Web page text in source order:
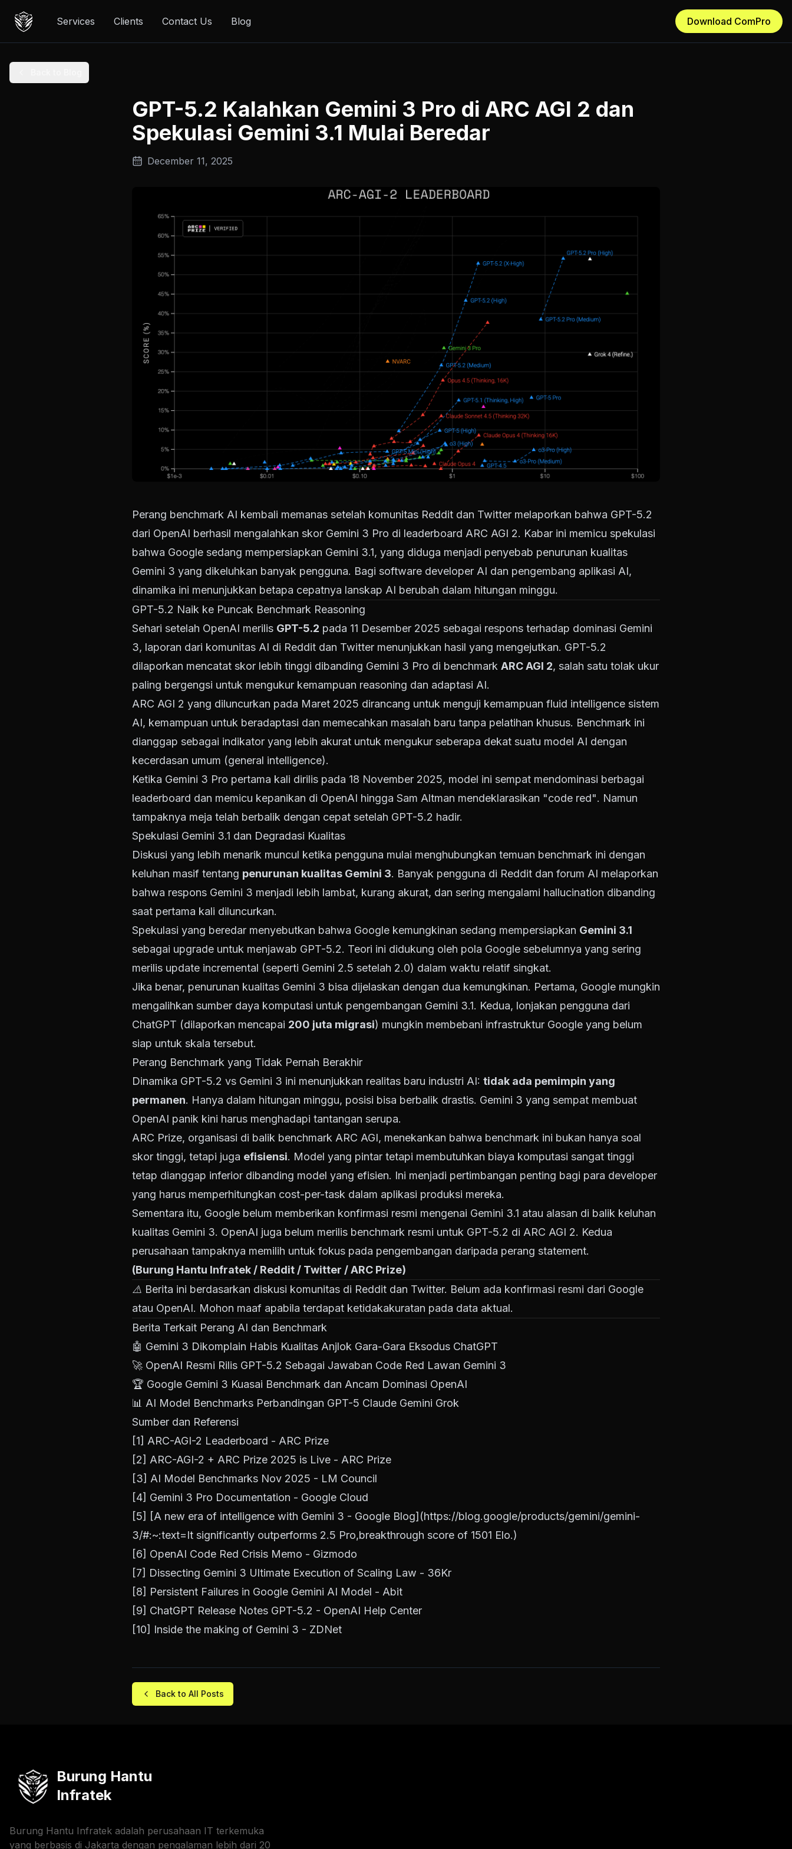
Services Clients Contact Us Blog Download ComPro
GPT-5.2 Kalahkan Gemini 3 Pro di ARC AGI 2 dan
Spekulasi Gemini 3.1 Mulai Beredar
December 11, 2025
Perang benchmark AI kembali memanas setelah komunitas Reddit dan Twitter melaporkan bahwa GPT-5.2
dari OpenAI berhasil mengalahkan skor Gemini 3 Pro di leaderboard ARC AGI 2. Kabar ini memicu spekulasi
bahwa Google sedang mempersiapkan Gemini 3.1, yang diduga menjadi penyebab penurunan kualitas
Gemini 3 yang dikeluhkan banyak pengguna. Bagi software developer AI dan pengembang aplikasi AI,
dinamika ini menunjukkan betapa cepatnya lanskap AI berubah dalam hitungan minggu.
GPT-5.2 Naik ke Puncak Benchmark Reasoning
Sehari setelah OpenAI merilis GPT-5.2 pada 11 Desember 2025 sebagai respons terhadap dominasi Gemini
3, laporan dari komunitas AI di Reddit dan Twitter menunjukkan hasil yang mengejutkan. GPT-5.2
dilaporkan mencatat skor lebih tinggi dibanding Gemini 3 Pro di benchmark ARC AGI 2, salah satu tolak ukur
paling bergengsi untuk mengukur kemampuan reasoning dan adaptasi AI.
ARC AGI 2 yang diluncurkan pada Maret 2025 dirancang untuk menguji kemampuan fluid intelligence sistem
AI, kemampuan untuk beradaptasi dan memecahkan masalah baru tanpa pelatihan khusus. Benchmark ini
dianggap sebagai indikator yang lebih akurat untuk mengukur seberapa dekat suatu model AI dengan
kecerdasan umum (general intelligence).
Ketika Gemini 3 Pro pertama kali dirilis pada 18 November 2025, model ini sempat mendominasi berbagai
leaderboard dan memicu kepanikan di OpenAI hingga Sam Altman mendeklarasikan "code red". Namun
tampaknya meja telah berbalik dengan cepat setelah GPT-5.2 hadir.
Spekulasi Gemini 3.1 dan Degradasi Kualitas
Diskusi yang lebih menarik muncul ketika pengguna mulai menghubungkan temuan benchmark ini dengan
keluhan masif tentang penurunan kualitas Gemini 3. Banyak pengguna di Reddit dan forum AI melaporkan
bahwa respons Gemini 3 menjadi lebih lambat, kurang akurat, dan sering mengalami hallucination dibanding
saat pertama kali diluncurkan.
Spekulasi yang beredar menyebutkan bahwa Google kemungkinan sedang mempersiapkan Gemini 3.1
sebagai upgrade untuk menjawab GPT-5.2. Teori ini didukung oleh pola Google sebelumnya yang sering
merilis update incremental (seperti Gemini 2.5 setelah 2.0) dalam waktu relatif singkat.
Jika benar, penurunan kualitas Gemini 3 bisa dijelaskan dengan dua kemungkinan. Pertama, Google mungkin
mengalihkan sumber daya komputasi untuk pengembangan Gemini 3.1. Kedua, lonjakan pengguna dari
ChatGPT (dilaporkan mencapai 200 juta migrasi) mungkin membebani infrastruktur Google yang belum
siap untuk skala tersebut.
Perang Benchmark yang Tidak Pernah Berakhir
Dinamika GPT-5.2 vs Gemini 3 ini menunjukkan realitas baru industri AI: tidak ada pemimpin yang
permanen. Hanya dalam hitungan minggu, posisi bisa berbalik drastis. Gemini 3 yang sempat membuat
OpenAI panik kini harus menghadapi tantangan serupa.
ARC Prize, organisasi di balik benchmark ARC AGI, menekankan bahwa benchmark ini bukan hanya soal
skor tinggi, tetapi juga efisiensi. Model yang pintar tetapi membutuhkan biaya komputasi sangat tinggi
tetap dianggap inferior dibanding model yang efisien. Ini menjadi pertimbangan penting bagi para developer
yang harus memperhitungkan cost-per-task dalam aplikasi produksi mereka.
Sementara itu, Google belum memberikan konfirmasi resmi mengenai Gemini 3.1 atau alasan di balik keluhan
kualitas Gemini 3. OpenAI juga belum merilis benchmark resmi untuk GPT-5.2 di ARC AGI 2. Kedua
perusahaan tampaknya memilih untuk fokus pada pengembangan daripada perang statement.
(Burung Hantu Infratek / Reddit / Twitter / ARC Prize)
⚠️ Berita ini berdasarkan diskusi komunitas di Reddit dan Twitter. Belum ada konfirmasi resmi dari Google
atau OpenAI. Mohon maaf apabila terdapat ketidakakuratan pada data aktual.
Berita Terkait Perang AI dan Benchmark
🤖 Gemini 3 Dikomplain Habis Kualitas Anjlok Gara-Gara Eksodus ChatGPT
🚀 OpenAI Resmi Rilis GPT-5.2 Sebagai Jawaban Code Red Lawan Gemini 3
🏆 Google Gemini 3 Kuasai Benchmark dan Ancam Dominasi OpenAI
📊 AI Model Benchmarks Perbandingan GPT-5 Claude Gemini Grok
Sumber dan Referensi
[1] ARC-AGI-2 Leaderboard - ARC Prize
[2] ARC-AGI-2 + ARC Prize 2025 is Live - ARC Prize
[3] AI Model Benchmarks Nov 2025 - LM Council
[4] Gemini 3 Pro Documentation - Google Cloud
[5] [A new era of intelligence with Gemini 3 - Google Blog](https://blog.google/products/gemini/gemini-
3/#:~:text=It significantly outperforms 2.5 Pro,breakthrough score of 1501 Elo.)
[6] OpenAI Code Red Crisis Memo - Gizmodo
[7] Dissecting Gemini 3 Ultimate Execution of Scaling Law - 36Kr
[8] Persistent Failures in Google Gemini AI Model - Abit
[9] ChatGPT Release Notes GPT-5.2 - OpenAI Help Center
[10] Inside the making of Gemini 3 - ZDNet
Back to All Posts
Burung Hantu
Infratek
Burung Hantu Infratek adalah perusahaan IT terkemuka
yang berbasis di Jakarta dengan pengalaman lebih dari 20